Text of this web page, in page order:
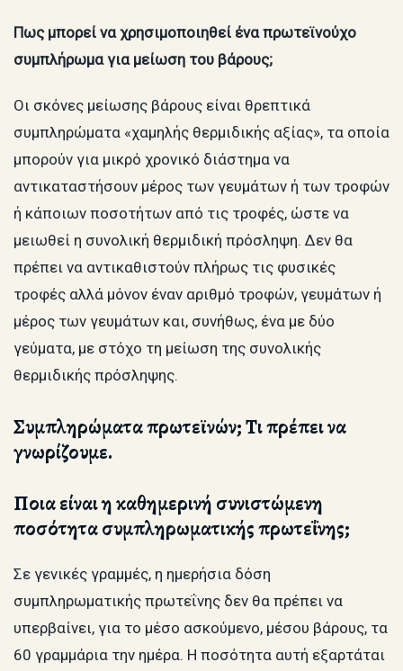
Πως μπορεί να χρησιμοποιηθεί ένα πρωτεϊνούχο
συμπλήρωμα για μείωση του βάρους;
Οι σκόνες μείωσης βάρους είναι θρεπτικά
συμπληρώματα «χαμηλής θερμιδικής αξίας», τα οποία
μπορούν για μικρό χρονικό διάστημα να
αντικαταστήσουν μέρος των γευμάτων ή των τροφών
ή κάποιων ποσοτήτων από τις τροφές, ώστε να
μειωθεί η συνολική θερμιδική πρόσληψη. Δεν θα
πρέπει να αντικαθιστούν πλήρως τις φυσικές
τροφές αλλά μόνον έναν αριθμό τροφών, γευμάτων ή
μέρος των γευμάτων και, συνήθως, ένα με δύο
γεύματα, με στόχο τη μείωση της συνολικής
θερμιδικής πρόσληψης.
Συμπληρώματα πρωτεϊνών; Τι πρέπει να
γνωρίζουμε.
Ποια είναι η καθημερινή συνιστώμενη
ποσότητα συμπληρωματικής πρωτεΐνης;
Σε γενικές γραμμές, η ημερήσια δόση
συμπληρωματικής πρωτεΐνης δεν θα πρέπει να
υπερβαίνει, για το μέσο ασκούμενο, μέσου βάρους, τα
60 γραμμάρια την ημέρα. Η ποσότητα αυτή εξαρτάται